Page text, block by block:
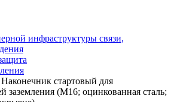
инфраструктуры связи,
стартовый для
заземления (М16; оцинкованная сталь;